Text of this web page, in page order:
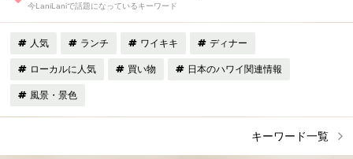
今LaniLaniで話題になっているキーワード
人気 ランチ ワイキキ ディナー
ローカルに人気 買い物 日本のハワイ関連情報
風景・景色
キーワード一覧